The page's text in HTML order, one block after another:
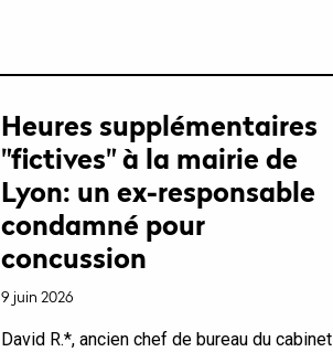
Heures supplémentaires
"fictives" à la mairie de
Lyon: un ex-responsable
condamné pour
concussion
9 juin 2026
David R.*, ancien chef de bureau du cabinet